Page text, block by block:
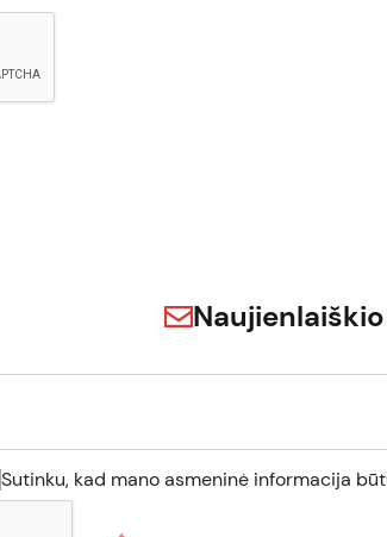
Sutinku, kad mano asmeninė informacija